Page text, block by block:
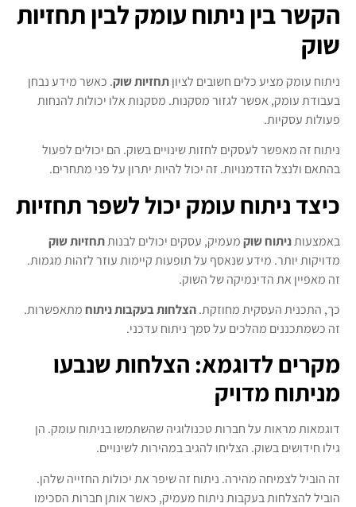
הקשר בין ניתוח עומק לבין תחזיות
שוק
ניתוח עומק מציע כלים חשובים לציוןתחזיות שוק. כאשר מידע נבחן
בעבודת עומק, אפשר לגזור מסקנות. מסקנות אלו יכולות להנחות
פעולות עסקיות.
ניתוח זה מאפשר לעסקים לחזות שינויים בשוק. הם יכולים לפעול
בהתאם ולנצל הזדמנויות. זה יכול להיות יתרון על פני מתחרים.
כיצד ניתוח עומק יכול לשפר תחזיות
באמצעותניתוח שוקמעמיק, עסקים יכולים לבנותתחזיות שוק
מדויקות יותר. מידע שנאסף על תופעות קיימות עוזר לזהות מגמות.
זה מאפיין את הדינמיקה של השוק.
כך, התכנית העסקית מחוזקת.הצלחות בעקבות ניתוחמתאפשרות.
זה כשמתכננים מהלכים על סמך ניתוח עדכני.
מקרים לדוגמא: הצלחות שנבעו
מניתוח מדויק
דוגמאות מראות על חברות טכנולוגיה שהשתמשו בניתוח עומק. הן
גילו חידושים בשוק. הצליחו להגיב במהירות לשינויים.
זה הוביל לצמיחה מהירה. ניתוח זה שיפר את יכולות החזייה שלהן.
הוביל להצלחות בעקבות ניתוח מעמיק, כאשר אותן חברות הסכימו